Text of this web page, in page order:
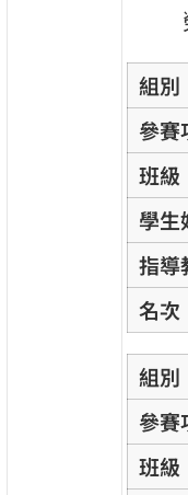
組別
參賽
班級
學生
指導
名次
組別
參賽
班級